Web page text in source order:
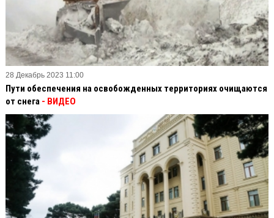
28 Декабрь 2023 11:00
Пути обеспечения на освобожденных территориях очищаются
от снега - ВИДЕО